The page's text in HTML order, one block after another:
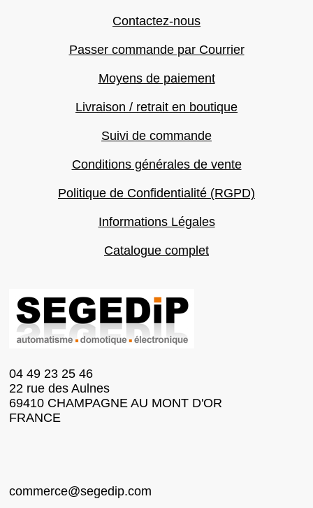
Contactez-nous
Passer commande par Courrier
Moyens de paiement
Livraison / retrait en boutique
Suivi de commande
Conditions générales de vente
Politique de Confidentialité (RGPD)
Informations Légales
Catalogue complet
04 49 23 25 46
22 rue des Aulnes
69410 CHAMPAGNE AU MONT D'OR
FRANCE
commerce@segedip.com